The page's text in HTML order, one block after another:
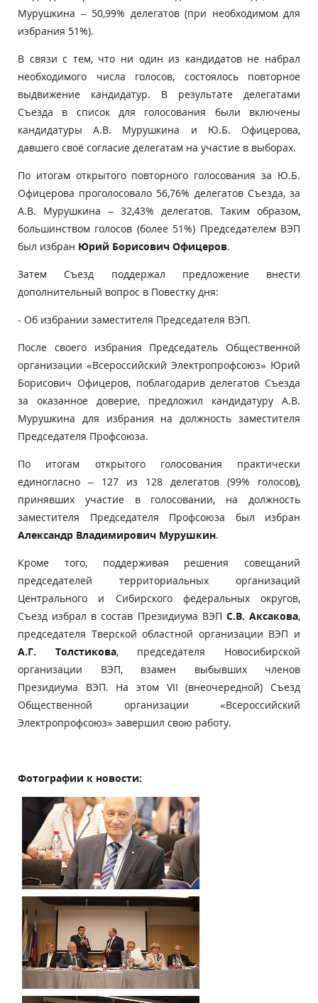
Мурушкина – 50,99% делегатов (при необходимом для
избрания 51%).
В связи с тем, что ни один из кандидатов не набрал
необходимого числа голосов, состоялось повторное
выдвижение кандидатур. В результате делегатами
Съезда в список для голосования были включены
кандидатуры А.В. Мурушкина и Ю.Б. Офицерова,
давшего своё согласие делегатам на участие в выборах.
По итогам открытого повторного голосования за Ю.Б.
Офицерова проголосовало 56,76% делегатов Съезда, за
А.В. Мурушкина – 32,43% делегатов. Таким образом,
большинством голосов (более 51%) Председателем ВЭП
был избран Юрий Борисович Офицеров.
Затем Съезд поддержал предложение внести
дополнительный вопрос в Повестку дня:
- Об избрании заместителя Председателя ВЭП.
После своего избрания Председатель Общественной
организации «Всероссийский Электропрофсоюз» Юрий
Борисович Офицеров, поблагодарив делегатов Съезда
за оказанное доверие, предложил кандидатуру А.В.
Мурушкина для избрания на должность заместителя
Председателя Профсоюза.
По итогам открытого голосования практически
единогласно – 127 из 128 делегатов (99% голосов),
принявших участие в голосовании, на должность
заместителя Председателя Профсоюза был избран
Александр Владимирович Мурушкин.
Кроме того, поддерживая решения совещаний
председателей территориальных организаций
Центрального и Сибирского федеральных округов,
Съезд избрал в состав Президиума ВЭП С.В. Аксакова,
председателя Тверской областной организации ВЭП и
А.Г. Толстикова, председателя Новосибирской
организации ВЭП, взамен выбывших членов
Президиума ВЭП. На этом VII (внеочередной) Съезд
Общественной организации «Всероссийский
Электропрофсоюз» завершил свою работу.
Фотографии к новости: